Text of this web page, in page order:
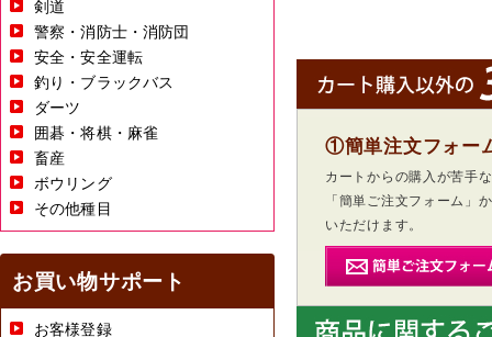
①簡単注文フォー
カートからの購入が苦手
「簡単ご注文フォーム」
いただけます。
剣道
警察・消防士・消防団
安全・安全運転
釣り・ブラックバス
ダーツ
囲碁・将棋・麻雀
畜産
ボウリング
その他種目
お買い物サポート
お客様登録